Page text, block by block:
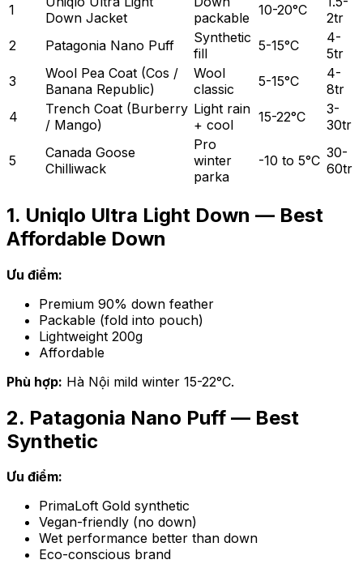
1
Down Jacket
packable 10-20°C
2tr
2
Patagonia Nano Puff
Synthetic
fill
5-15°C
4-
5tr
3
Wool Pea Coat (Cos /
Banana Republic)
Wool
classic
5-15°C
4-
8tr
4
Trench Coat (Burberry
/ Mango)
Light rain
+ cool
15-22°C
3-
30tr
5
Canada Goose
Chilliwack
Pro
winter
parka
-10 to 5°C 30-
60tr
1. Uniqlo Ultra Light Down — Best
Affordable Down
Ưu điểm:
Premium 90% down feather
Packable (fold into pouch)
Lightweight 200g
Affordable
Phù hợp: Hà Nội mild winter 15-22°C.
2. Patagonia Nano Puff — Best
Synthetic
Ưu điểm:
PrimaLoft Gold synthetic
Vegan-friendly (no down)
Wet performance better than down
Eco-conscious brand